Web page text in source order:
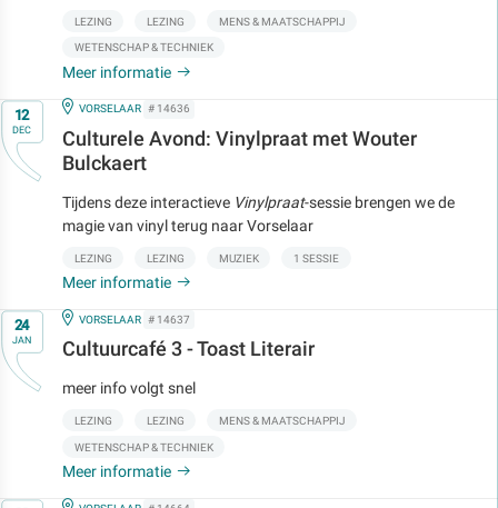
LEZING LEZING MENS & MAATSCHAPPIJ
WETENSCHAP & TECHNIEK
Meer informatie
Op12
DEC
IN
VORSELAAR # 14636
Culturele Avond: Vinylpraat met Wouter
Bulckaert
Tijdens deze interactieve Vinylpraat-sessie brengen we de
magie van vinyl terug naar Vorselaar
LEZING LEZING MUZIEK 1 SESSIE
Meer informatie
Op24
JAN
IN
VORSELAAR # 14637
Cultuurcafé 3 - Toast Literair
meer info volgt snel
LEZING LEZING MENS & MAATSCHAPPIJ
WETENSCHAP & TECHNIEK
Meer informatie